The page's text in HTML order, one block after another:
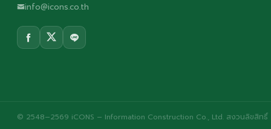
info@icons.co.th
© 2548–2569 iCONS – Information Construction Co., Ltd. สงวนลิขสิทธิ์